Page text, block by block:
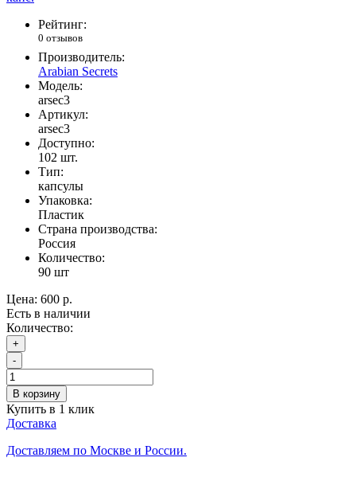
Рейтинг:
0 отзывов
Производитель:
Arabian Secrets
Модель:
arsec3
Артикул:
arsec3
Доступно:
102 шт.
Тип:
капсулы
Упаковка:
Пластик
Страна производства:
Россия
Количество:
90 шт
Цена: 600 р.
Есть в наличии
Количество:
+
-
В корзину
Купить в 1 клик
Доставка
Доставляем по Москве и России.